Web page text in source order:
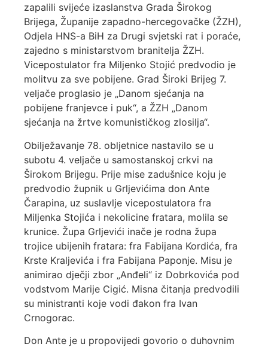
zapalili svijeće izaslanstva Grada Širokog
Brijega, Županije zapadno-hercegovačke (ŽZH),
Odjela HNS-a BiH za Drugi svjetski rat i poraće,
zajedno s ministarstvom branitelja ŽZH.
Vicepostulator fra Miljenko Stojić predvodio je
molitvu za sve pobijene. Grad Široki Brijeg 7.
veljače proglasio je „Danom sjećanja na
pobijene franjevce i puk“, a ŽZH „Danom
sjećanja na žrtve komunističkog zlosilja“.
Obilježavanje 78. obljetnice nastavilo se u
subotu 4. veljače u samostanskoj crkvi na
Širokom Brijegu. Prije mise zadušnice koju je
predvodio župnik u Grljevićima don Ante
Čarapina, uz suslavlje vicepostulatora fra
Miljenka Stojića i nekolicine fratara, molila se
krunice. Župa Grljevići inače je rodna župa
trojice ubijenih fratara: fra Fabijana Kordića, fra
Krste Kraljevića i fra Fabijana Paponje. Misu je
animirao dječji zbor „Anđeli“ iz Dobrkovića pod
vodstvom Marije Cigić. Misna čitanja predvodili
su ministranti koje vodi đakon fra Ivan
Crnogorac.
Don Ante je u propovijedi govorio o duhovnim